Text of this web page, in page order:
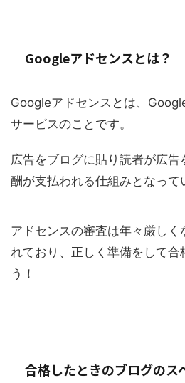
Googleアドセンスとは？
Googleアドセンスとは、
サービスのことです。
広告をブログに貼り読者が広告
酬が支払われる仕組みとなって
アドセンスの審査は年々厳し
れており、正しく準備をして合
う！
合格したときのブログのス